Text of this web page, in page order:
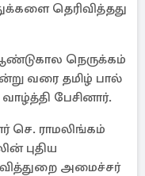
தெரிவித்தது
நெருக்கம்
வரை தமிழ் பால்
பேசினார்.
செ. ராமலிங்கம்
புதிய
அமைச்சர்